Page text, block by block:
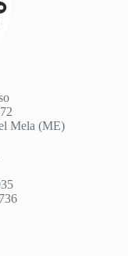
Mela (ME)